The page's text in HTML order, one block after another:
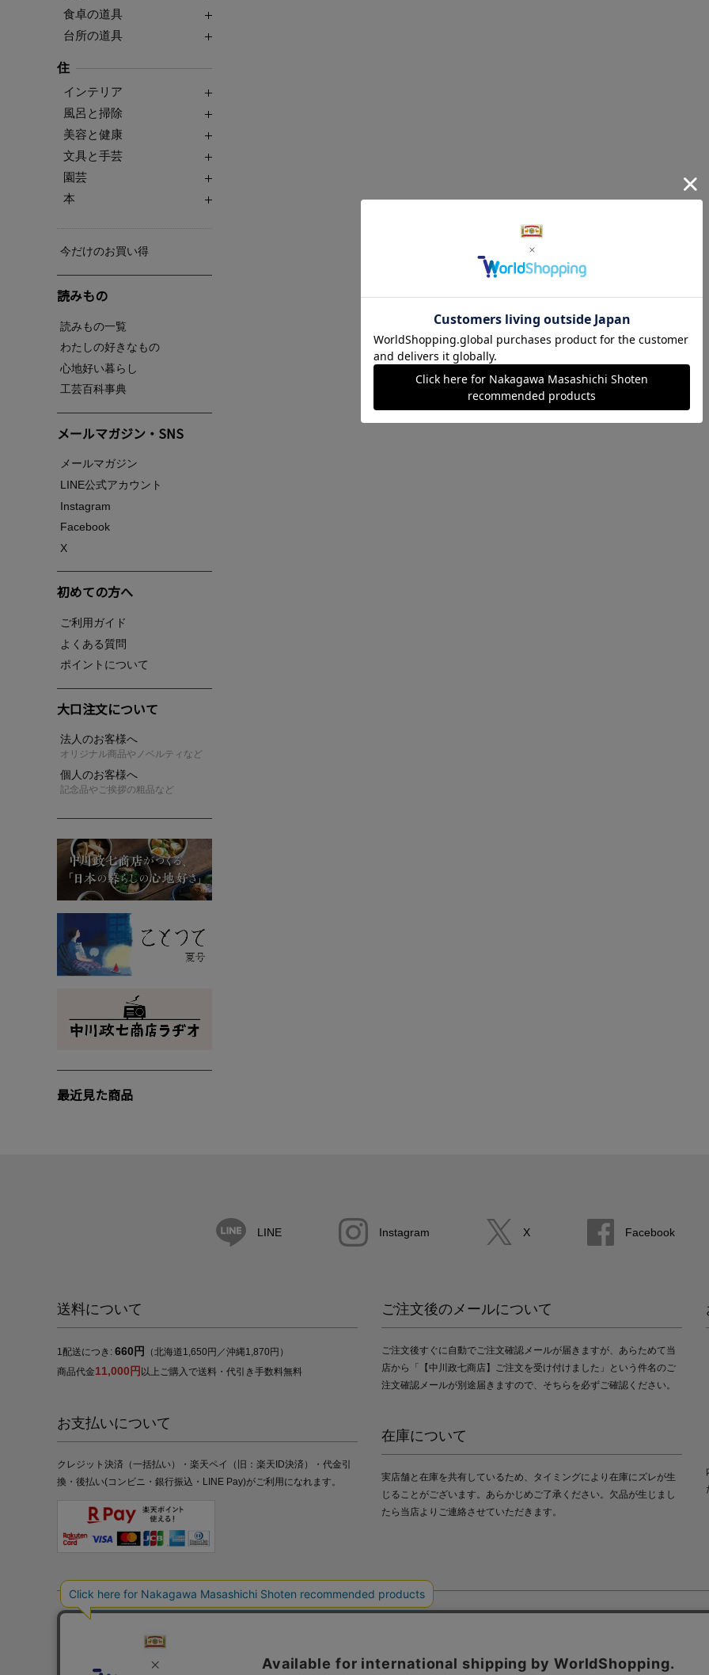
食卓の道具
台所の道具
住
インテリア
風呂と掃除
美容と健康
文具と手芸
園芸
本
今だけのお買い得
読みもの
読みもの一覧
わたしの好きなもの
心地好い暮らし
工芸百科事典
メールマガジン・SNS
メールマガジン
LINE公式アカウント
Instagram
Facebook
X
初めての方へ
ご利用ガイド
よくある質問
ポイントについて
大口注文について
法人のお客様へ
オリジナル商品やノベルティなど
個人のお客様へ
記念品やご挨拶の粗品など
最近見た商品
LINE Instagram X Facebook
送料について
1配送につき: 660円
（北海道1,650円／沖縄1,870円）
商品代金11,000円 以上ご購入で送料・代引き手数料無料
お支払いについて
クレジット決済（一括払い）・楽天ペイ（旧：楽天ID決済）・代金引
換・後払い(コンビニ・銀行振込・LINE Pay)がご利用になれます。
ご注文後のメールについて
ご注文後すぐに自動でご注文確認メールが届きますが、あらためて当
店から「【中川政七商店】ご注文を受け付けました」という件名のご
注文確認メールが別途届きますので、そちらを必ずご確認ください。
在庫について
実店舗と在庫を共有しているため、タイミングにより在庫にズレが生
じることがございます。あらかじめご了承ください。欠品が生じまし
たら当店よりご連絡させていただきます。
プライバシーポリシー